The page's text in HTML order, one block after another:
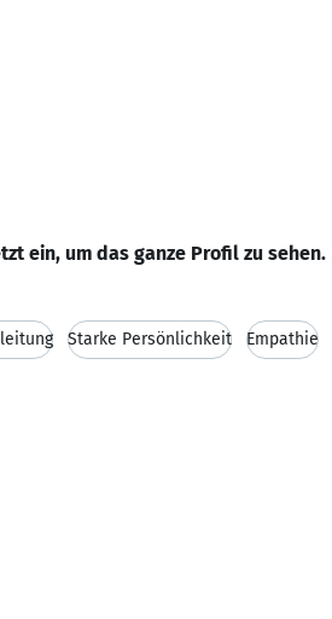
ein, um das ganze Profil zu sehen.
Starke Persönlichkeit Empathie